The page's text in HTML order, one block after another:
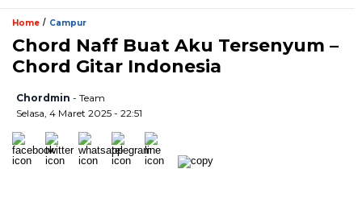
Home / Campur
Chord Naff Buat Aku Tersenyum –
Chord Gitar Indonesia
Chordmin - Team
Selasa, 4 Maret 2025 - 22:51